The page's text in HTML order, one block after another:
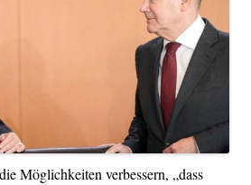
Möglichkeiten verbessern, „dass